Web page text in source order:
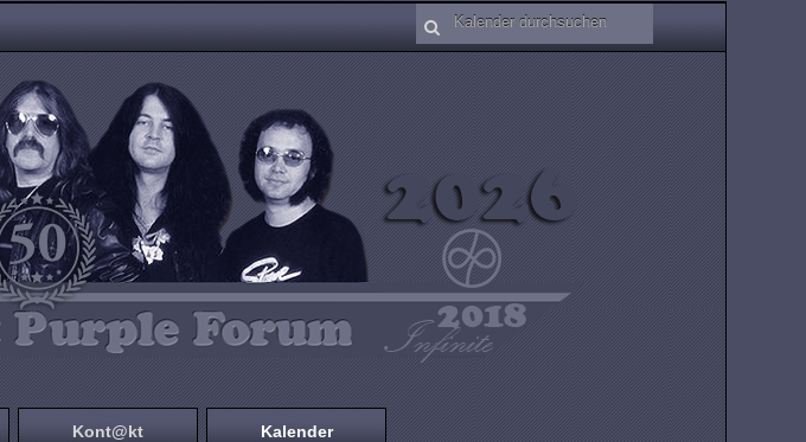
Kont@kt Kalender